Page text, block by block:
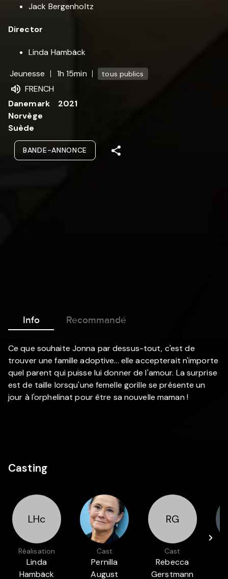
Jack Bergenholtz
Director
Linda Hambäck
Jeunesse
1h 15min tous publics
FRENCH
Danemark
Norvège
Suède
2021
BANDE-ANNONCE
Info Recommandé
Ce que souhaite Jonna par dessus-tout, c'est de
trouver une famille adoptive... elle accepterait n'importe
quel parent qui puisse lui donner de l'amour. La surprise
est de taille lorsqu'une femelle gorille se présente un
jour à l'orphelinat pour être sa nouvelle maman !
Casting
LHc
Réalisation
Linda
Hambäck
Cast
Pernilla
August
RG
Cast
Rebecca
Gerstmann